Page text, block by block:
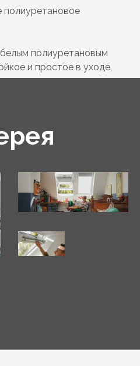
полиуретановое
полиуретановым
и простое в уходе,
для ванных комнат